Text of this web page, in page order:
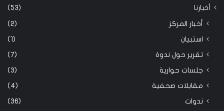
أخبارنا (53)
أخبار المركز (2)
استبيان (1)
تقرير حول ندوة (7)
جلسات حوارية (3)
مقابلات صحفية (4)
ندوات (36)